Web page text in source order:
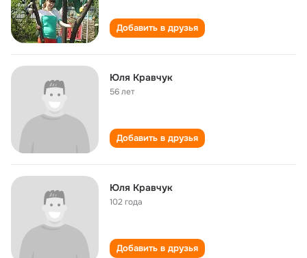
Добавить в друзья
Юля Кравчук
56 лет
Добавить в друзья
Юля Кравчук
102 года
Добавить в друзья